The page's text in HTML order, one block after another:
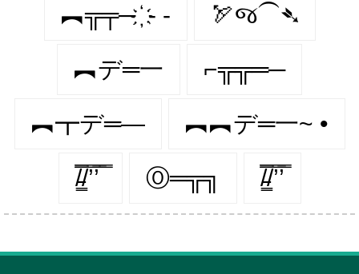
︻╦╤─ ҉ - - 🏹જ⁀➴
︻デ═一 ⌐╦╦═─
︻┳デ═— ︻︻デ═一~ •
/̵͇̿̿/’̿’̿ ̿ Ⓞ═╦╗ /̵͇̿̿/’̿’̿